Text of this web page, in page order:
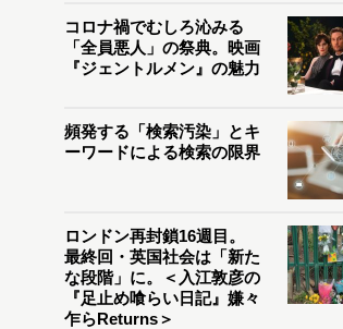
コロナ禍でむしろ沁みる
「全員悪人」の祭典。映画
『ジェントルメン』の魅力
頻発する「検索汚染」とキ
ーワードによる検索の限界
ロンドン再封鎖16週目。
最終回・英国社会は「新た
な段階」に。＜入江敦彦の
『足止め喰らい日記』嫌々
乍らReturns＞